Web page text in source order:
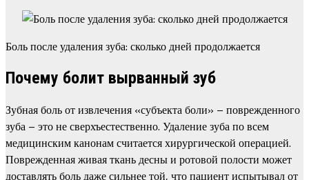
Боль после удаления зуба: сколько дней продолжается
Почему болит вырванный зуб
Зубная боль от извлечения «субъекта боли» – поврежденного
зуба – это не сверхъестественно. Удаление зуба по всем
медицинским канонам считается хирургической операцией.
Поврежденная живая ткань десны и ротовой полости может
доставлять боль даже сильнее той, что пациент испытывал от